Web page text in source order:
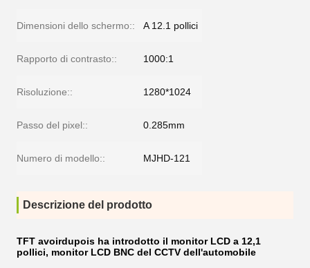
Dimensioni dello schermo:: A 12.1 pollici
Rapporto di contrasto:: 1000:1
Risoluzione:: 1280*1024
Passo del pixel:: 0.285mm
Numero di modello:: MJHD-121
Descrizione del prodotto
TFT avoirdupois ha introdotto il monitor LCD a 12,1
pollici, monitor LCD BNC del CCTV dell'automobile